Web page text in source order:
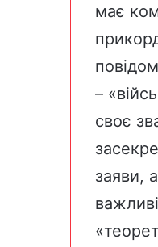
має
–
своє
заяви,